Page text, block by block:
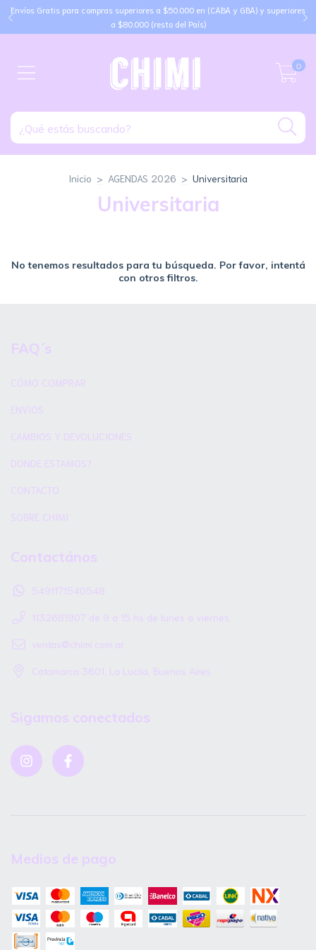
Envíos Gratis para compras superiores a $50.000 en (CABA y GBA) y superiores
a $80.000 (resto del País)
0
Inicio > AGENDAS 2026 > Universitaria
Universitaria
No tenemos resultados para tu búsqueda. Por favor, intentá
con otros filtros.
FAQ´s
CÓMO COMPRAR
ENVIOS
CAMBIOS Y DEVOLUCIONES
DONDE ESTAMOS?
CONTACTO
SOBRE CHIMI
Contactános
5491171540548
1132681907 de 9 a 15 hs de lunes a viernes.
ventas@chimi.com.ar
Catamarca 3601, La Lucila, Buenos Aires
Sigamos conectados
Medios de pago